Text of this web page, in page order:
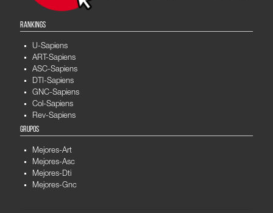
RANKINGS
U-Sapiens
ART-Sapiens
ASC-Sapiens
DTI-Sapiens
GNC-Sapiens
Col-Sapiens
Rev-Sapiens
GRUPOS
Mejores-Art
Mejores-Asc
Mejores-Dti
Mejores-Gnc